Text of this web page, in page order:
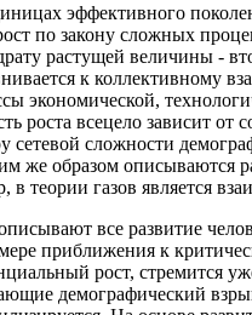
эффективного
по закону сложных
растущей величины -
к коллективному
экономической,
роста всецело зависит от
сетевой сложности
же образом описываются
теории газов является
все развитие
приближения к
рост, стремится
демографический